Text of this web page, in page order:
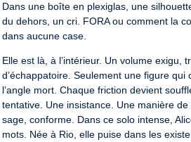
Dans une boîte en plexiglas, une
du dehors, un cri. FORA ou comment la
dans aucune case.
Elle est là, à l’intérieur. Un volume
d’échappatoire. Seulement une figure qui
l’angle mort. Chaque friction devient
tentative. Une insistance. Une manière
sage, conforme. Dans ce solo intense,
mots. Née à Rio, elle puise dans les